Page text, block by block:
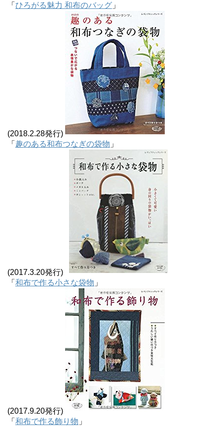
「 ひろがる魅力 和布のバッグ 」
(2018.2.28発行)
「 趣のある和布つなぎの袋物 」
(2017.3.20発行)
「 和布で作る小さな袋物 」
(2017.9.20発行)
「 和布で作る飾り物 」